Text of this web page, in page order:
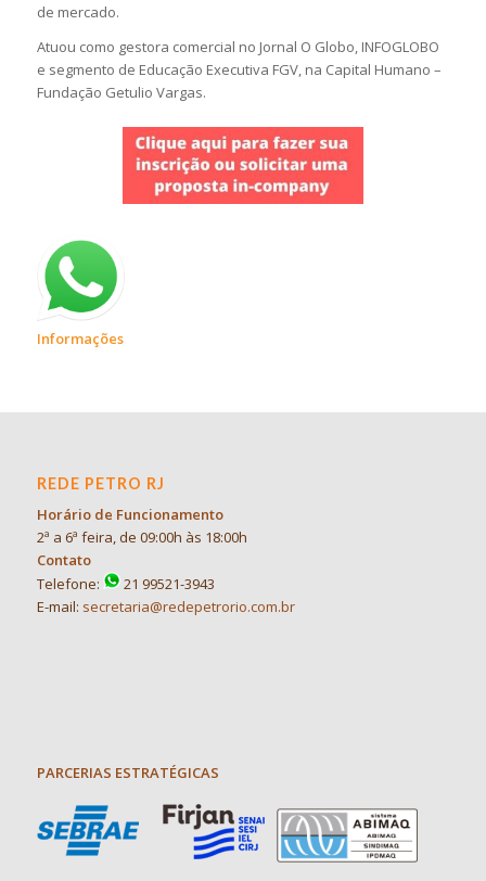
de mercado.
Atuou como gestora comercial no Jornal O Globo, INFOGLOBO
e segmento de Educação Executiva FGV, na Capital Humano –
Fundação Getulio Vargas.
Informações
REDE PETRO RJ
Horário de Funcionamento
2ª a 6ª feira, de 09:00h às 18:00h
Contato
Telefone:
21 99521-3943
E-mail: secretaria@redepetrorio.com.br
PARCERIAS ESTRATÉGICAS